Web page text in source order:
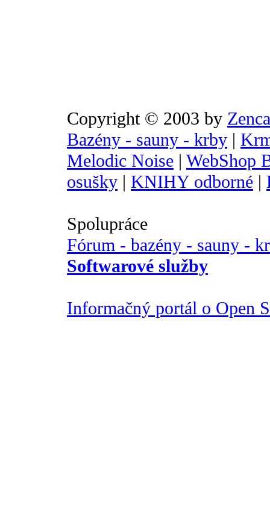
Copyright © 2003 by
Bazény - sauny - krby |
Melodic Noise | WebShop
osušky | KNIHY odborné |
Spolupráce
Fórum - bazény - sauny -
Softwarové služby
Informačný portál o Open